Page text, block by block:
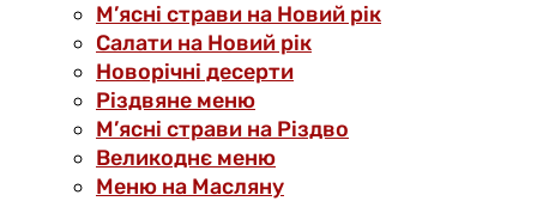
М’ясні страви на Новий рік
Салати на Новий рік
Новорічні десерти
Різдвяне меню
М’ясні страви на Різдво
Великоднє меню
Меню на Масляну